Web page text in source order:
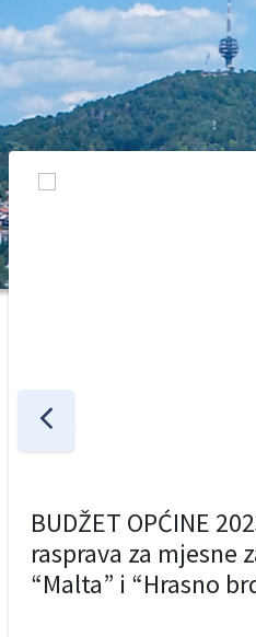
BUDŽET OPĆINE
rasprava za mjesne
“Malta” i “Hrasno